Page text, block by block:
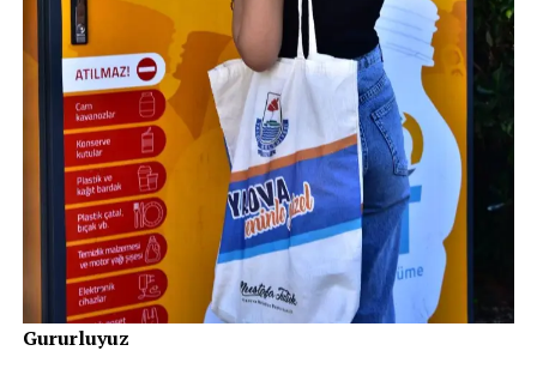
Gururluyuz